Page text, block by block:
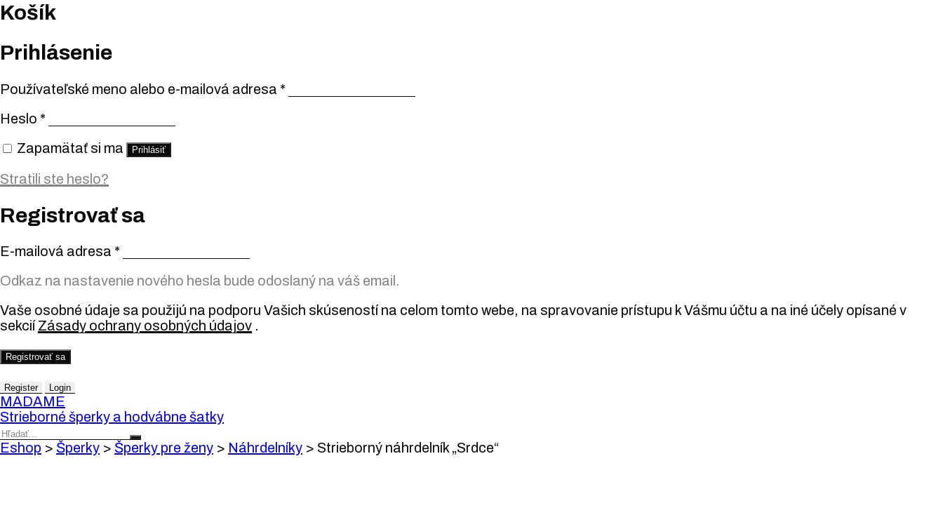
Košík
Prihlásenie
Používateľské meno alebo e-mailová adresa *
Heslo *
Zapamätať si ma
Prihlásiť
Stratili ste heslo?
Registrovať sa
E-mailová adresa *
Odkaz na nastavenie nového hesla bude odoslaný na váš email.
Vaše osobné údaje sa použijú na podporu Vašich skúseností na celom tomto webe, na spravovanie prístupu k Vášmu účtu a na iné účely opísané v
sekciíZásady ochrany osobných údajov .
Registrovať sa
Register Login
MADAME
Strieborné šperky a hodvábne šatky
Eshop > Šperky > Šperky pre ženy > Náhrdelníky > Strieborný náhrdelník „Srdce“